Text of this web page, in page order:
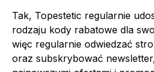
Tak, Topestetic regularnie
rodzaju kody rabatowe dla
więc regularnie odwiedzać
oraz subskrybować